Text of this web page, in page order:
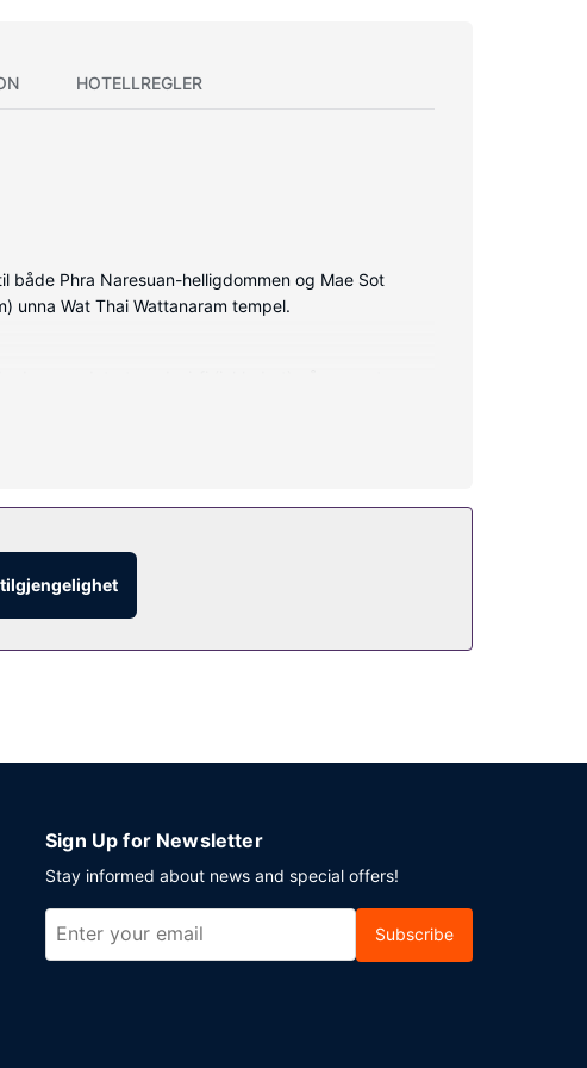
HOTELLREGLER
både Phra Naresuan-helligdommen og Mae Sot
unna Wat Thai Wattanaram tempel.
flaskevann (inkludert), og rengjøring tilbys daglig.
flyplasstransport mot et tillegg, og ubetjent
Sign Up for Newsletter
Stay informed about news and special offers!
Subscribe